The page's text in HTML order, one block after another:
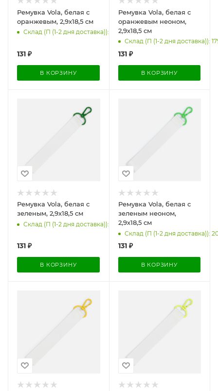
Ремувка Vola, белая с
оранжевым, 2,9х18,5 см
Склад (П (1-2 дня доставка)): 2000
131 ₽
В КОРЗИНУ
Ремувка Vola, белая с
оранжевым неоном,
2,9х18,5 см
Склад (П (1-2 дня доставка)):
131₽
В КОРЗИНУ
Ремувка Vola, белая с
зеленым, 2,9х18,5 см
Склад (П (1-2 дня доставка)): 2000
131 ₽
В КОРЗИНУ
Ремувка Vola, белая с
зеленым неоном,
2,9х18,5 см
Склад (П (1-2 дня доставка)):
131₽
В КОРЗИНУ